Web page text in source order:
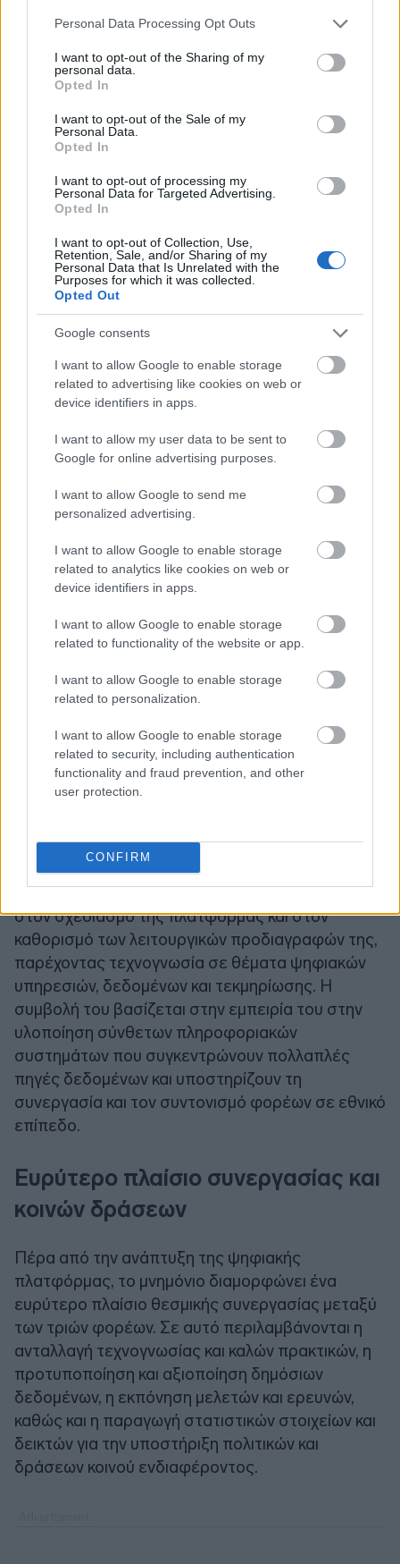
Please note that this website/app uses one or more Google
not limited to your visit or usage behaviour. You may click to
grant or deny consent to Google and its third-party tags to
use your data for below specified purposes in below Google
consent section.
Personal Data Processing Opt Outs
I want to opt-out of the Sharing of my
personal data.
Opted In
I want to opt-out of the Sale of my
Personal Data.
Opted In
I want to opt-out of processing my
Personal Data for Targeted Advertising.
Opted In
I want to opt-out of Collection, Use,
Retention, Sale, and/or Sharing of my
Personal Data that Is Unrelated with the
Purposes for which it was collected.
Opted Out
Google consents
I want to allow Google to enable storage
related to advertising like cookies on web or
device identifiers in apps.
I want to allow my user data to be sent to
Google for online advertising purposes.
I want to allow Google to send me
personalized advertising.
I want to allow Google to enable storage
related to analytics like cookies on web or
device identifiers in apps.
I want to allow Google to enable storage
related to functionality of the website or app.
I want to allow Google to enable storage
related to personalization.
I want to allow Google to enable storage
related to security, including authentication
functionality and fraud prevention, and other
user protection.
CONFIRM
αποστολές και οδηγούς επιχειρείν.
Με έμφαση στην ασφάλεια και στη
επιτρέπει την αξιοποίηση της πληροφορίας με
βάση τον ρόλο και τις αρμοδιότητες κάθε χρήστη.
Παράλληλα, θα σχεδιαστεί με γνώμονα τη
διαλειτουργικότητα και τη δυνατότητα
διασύνδεσης με τρίτα συστήματα και βάσεις
δεδομένων, όπως η διαδικτυακή πύλη AGORA,
πληροφοριακά συστήματα της Enterprise Greece.
Στο πλαίσιο του μνημονίου, το ΕΚΤ θα συμβάλει
στον σχεδιασμό της πλατφόρμας και στον
καθορισμό των λειτουργικών προδιαγραφών της,
παρέχοντας τεχνογνωσία σε θέματα ψηφιακών
υπηρεσιών, δεδομένων και τεκμηρίωσης. Η
συμβολή του βασίζεται στην εμπειρία του στην
υλοποίηση σύνθετων πληροφοριακών
συστημάτων που συγκεντρώνουν πολλαπλές
πηγές δεδομένων και υποστηρίζουν τη
συνεργασία και τον συντονισμό φορέων σε εθνικό
επίπεδο.
Ευρύτερο πλαίσιο συνεργασίας και
κοινών δράσεων
Πέρα από την ανάπτυξη της ψηφιακής
πλατφόρμας, το μνημόνιο διαμορφώνει ένα
ευρύτερο πλαίσιο θεσμικής συνεργασίας μεταξύ
των τριών φορέων. Σε αυτό περιλαμβάνονται η
ανταλλαγή τεχνογνωσίας και καλών πρακτικών, η
προτυποποίηση και αξιοποίηση δημόσιων
δεδομένων, η εκπόνηση μελετών και ερευνών,
καθώς και η παραγωγή στατιστικών στοιχείων και
δεικτών για την υποστήριξη πολιτικών και
δράσεων κοινού ενδιαφέροντος.